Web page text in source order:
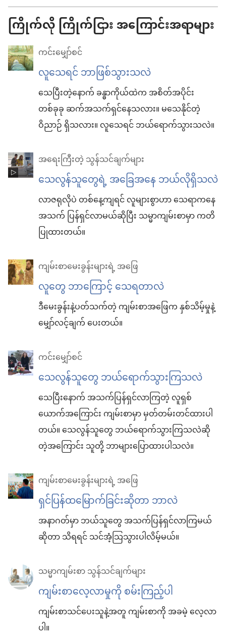
ကြိုက်လို ကြိုက်ငြား အကြောင်းအရာများ
ကင်းမျှော်စင်
လူသေရင် ဘာဖြစ်သွားသလဲ
သေပြီးတဲ့နောက် ခန္ဓာကိုယ်ထဲက အစိတ်အပိုင်း
တစ်ခုခု ဆက်အသက်ရှင်နေသလား။ မသေနိုင်တဲ့
ဝိညာဉ် ရှိသလား။ လူသေရင် ဘယ်ရောက်သွားသလဲ။
အရေးကြီးတဲ့ သွန်သင်ချက်များ
သေလွန်သူတွေရဲ့ အခြေအနေ ဘယ်လိုရှိသလဲ
လာဇရုလိုပဲ တစ်နေ့ကျရင် လူများစွာဟာ သေရာကနေ
အသက် ပြန်ရှင်လာမယ်ဆိုပြီး သမ္မာကျမ်းစာမှာ ကတိ
ပြုထားတယ်။
ကျမ်းစာမေးခွန်းများရဲ့ အဖြေ
လူတွေ ဘာကြောင့် သေရတာလဲ
ဒီမေးခွန်းနဲ့ပတ်သက်တဲ့ ကျမ်းစာအဖြေက နှစ်သိမ့်မှုနဲ့
မျှော်လင့်ချက် ပေးတယ်။
ကင်းမျှော်စင်
သေလွန်သူတွေ ဘယ်ရောက်သွားကြသလဲ
သေပြီးနောက် အသက်ပြန်ရှင်လာကြတဲ့ လူရှစ်
ယောက်အကြောင်း ကျမ်းစာမှာ မှတ်တမ်းတင်ထားပါ
တယ်။ သေလွန်သူတွေ ဘယ်ရောက်သွားကြသလဲဆို
တဲ့အကြောင်း သူတို့ ဘာများပြောထားပါသလဲ။
ကျမ်းစာမေးခွန်းများရဲ့ အဖြေ
ရှင်ပြန်ထမြောက်ခြင်းဆိုတာ ဘာလဲ
အနာဂတ်မှာ ဘယ်သူတွေ အသက်ပြန်ရှင်လာကြမယ်
ဆိုတာ သိရရင် သင်အံ့သြသွားပါလိမ့်မယ်။
သမ္မာကျမ်းစာ သွန်သင်ချက်များ
ကျမ်းစာလေ့လာမှုကို စမ်းကြည့်ပါ
ကျမ်းစာသင်ပေးသူနဲ့အတူ ကျမ်းစာကို အခမဲ့ လေ့လာ
ပါ။